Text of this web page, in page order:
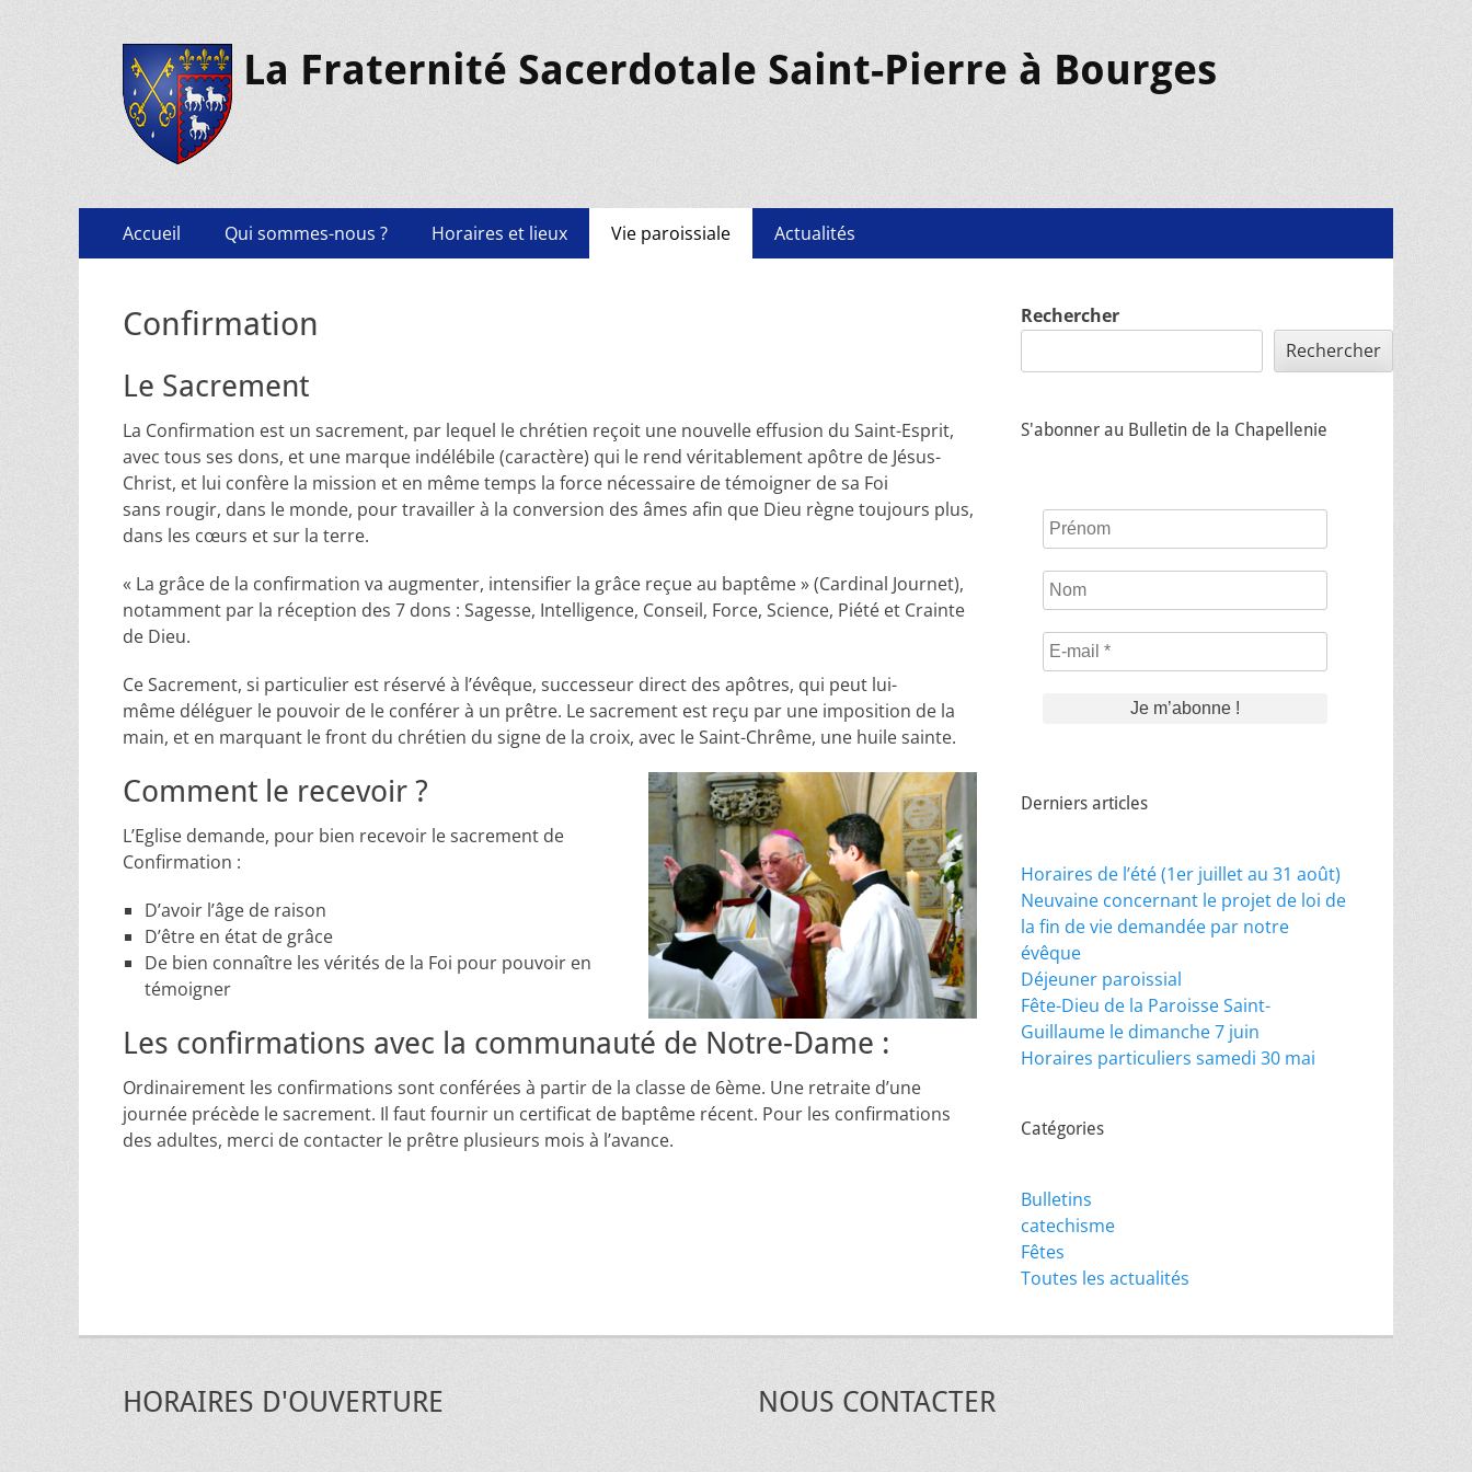
La Fraternité Sacerdotale Saint-Pierre à Bourges
Accueil Qui sommes-nous ? Horaires et lieux Vie paroissiale Actualités
Confirmation
Le Sacrement
La Confirmation est un sacrement, par lequel le chrétien reçoit une nouvelle effusion du Saint-Esprit,
avec tous ses dons, et une marque indélébile (caractère) qui le rend véritablement apôtre de Jésus-
Christ, et lui confère la mission et en même temps la force nécessaire de témoigner de sa Foi
sans rougir, dans le monde, pour travailler à la conversion des âmes afin que Dieu règne toujours plus,
dans les cœurs et sur la terre.
« La grâce de la confirmation va augmenter, intensifier la grâce reçue au baptême » (Cardinal Journet),
notamment par la réception des 7 dons : Sagesse, Intelligence, Conseil, Force, Science, Piété et Crainte
de Dieu.
Ce Sacrement, si particulier est réservé à l’évêque, successeur direct des apôtres, qui peut lui-
même déléguer le pouvoir de le conférer à un prêtre. Le sacrement est reçu par une imposition de la
main, et en marquant le front du chrétien du signe de la croix, avec le Saint-Chrême, une huile sainte.
Comment le recevoir ?
L’Eglise demande, pour bien recevoir le sacrement de
Confirmation :
D’avoir l’âge de raison
D’être en état de grâce
De bien connaître les vérités de la Foi pour pouvoir en
témoigner
Les confirmations avec la communauté de Notre-Dame :
Ordinairement les confirmations sont conférées à partir de la classe de 6ème. Une retraite d’une
journée précède le sacrement. Il faut fournir un certificat de baptême récent. Pour les confirmations
des adultes, merci de contacter le prêtre plusieurs mois à l’avance.
Rechercher
Rechercher
S'abonner au Bulletin de la Chapellenie
Prénom
Nom
E-
mail
Derniers articles
Horaires de l’été (1er juillet au 31 août)
Neuvaine concernant le projet de loi de
la fin de vie demandée par notre
évêque
Déjeuner paroissial
Fête-Dieu de la Paroisse Saint-
Guillaume le dimanche 7 juin
Horaires particuliers samedi 30 mai
Catégories
Bulletins
catechisme
Fêtes
Toutes les actualités
HORAIRES D'OUVERTURE NOUS CONTACTER